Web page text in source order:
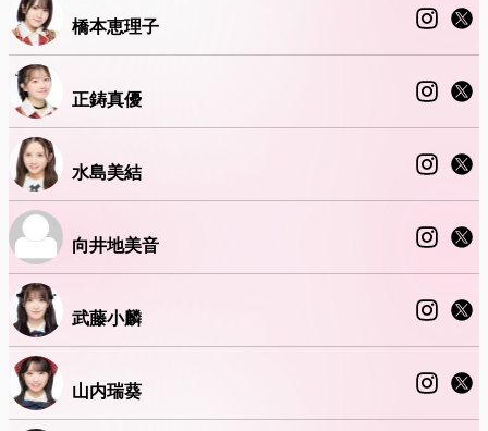
橋本恵理子
正鋳真優
水島美結
向井地美音
武藤小麟
山内瑞葵